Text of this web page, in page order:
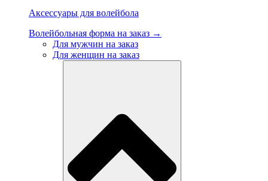
Аксессуары для волейбола
Волейбольная форма на заказ →
Для мужчин на заказ
Для женщин на заказ